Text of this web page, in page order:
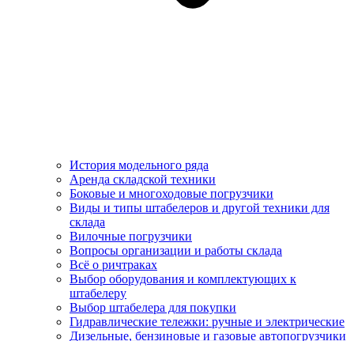
История модельного ряда
Аренда складской техники
Боковые и многоходовые погрузчики
Виды и типы штабелеров и другой техники для
склада
Вилочные погрузчики
Вопросы организации и работы склада
Всё о ричтраках
Выбор оборудования и комплектующих к
штабелеру
Выбор штабелера для покупки
Гидравлические тележки: ручные и электрические
Дизельные, бензиновые и газовые автопогрузчики